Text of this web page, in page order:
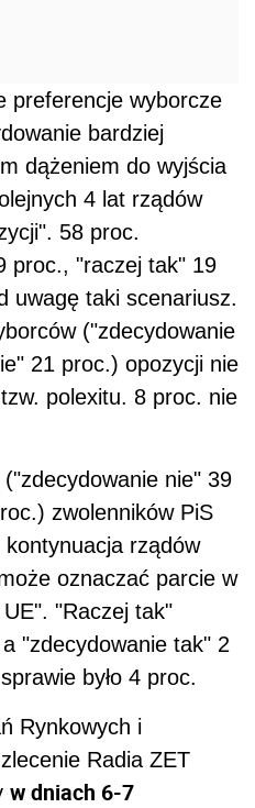
polexitu. 8 proc. nie
nie" 39
zwolenników PiS
rządów
oznaczać parcie w
"Raczej tak"
"zdecydowanie tak" 2
było 4 proc.
Rynkowych i
w dniach 6-7
CATI na
osób. (PAP)